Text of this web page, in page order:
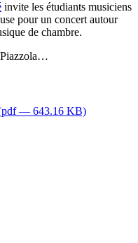
invite les étudiants musiciens
pour un concert autour
de chambre.
pdf— 643.16 KB)